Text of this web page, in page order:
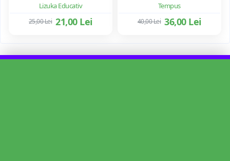
Lizuka Educativ
21,00 Lei
25,00 Lei
Tempus
36,00 Lei
40,00 Lei